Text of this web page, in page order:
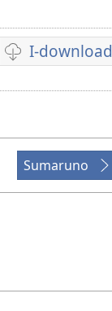
I-download
Dagiti
opsion
download
kadagiti
video
Sumaruno